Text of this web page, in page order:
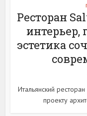
Ресторан
интерьер,
эстетика
Итальянский
проекту